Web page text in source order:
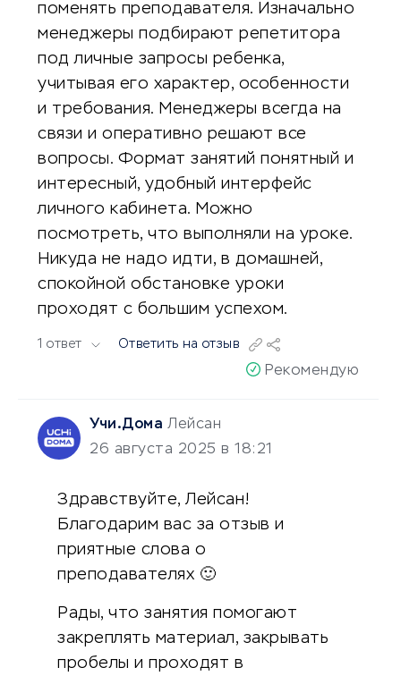
поменять преподавателя. Изначально
менеджеры подбирают репетитора
под личные запросы ребенка,
учитывая его характер, особенности
и требования. Менеджеры всегда на
связи и оперативно решают все
вопросы. Формат занятий понятный и
интересный, удобный интерфейс
личного кабинета. Можно
посмотреть, что выполняли на уроке.
Никуда не надо идти, в домашней,
спокойной обстановке уроки
проходят с большим успехом.
1 ответ Ответить на отзыв
Рекомендую
Учи.Дома Лейсан
26 августа 2025 в 18:21
Здравствуйте, Лейсан!
Благодарим вас за отзыв и
приятные слова о
преподавателях 🙂
Рады, что занятия помогают
закреплять материал, закрывать
пробелы и проходят в